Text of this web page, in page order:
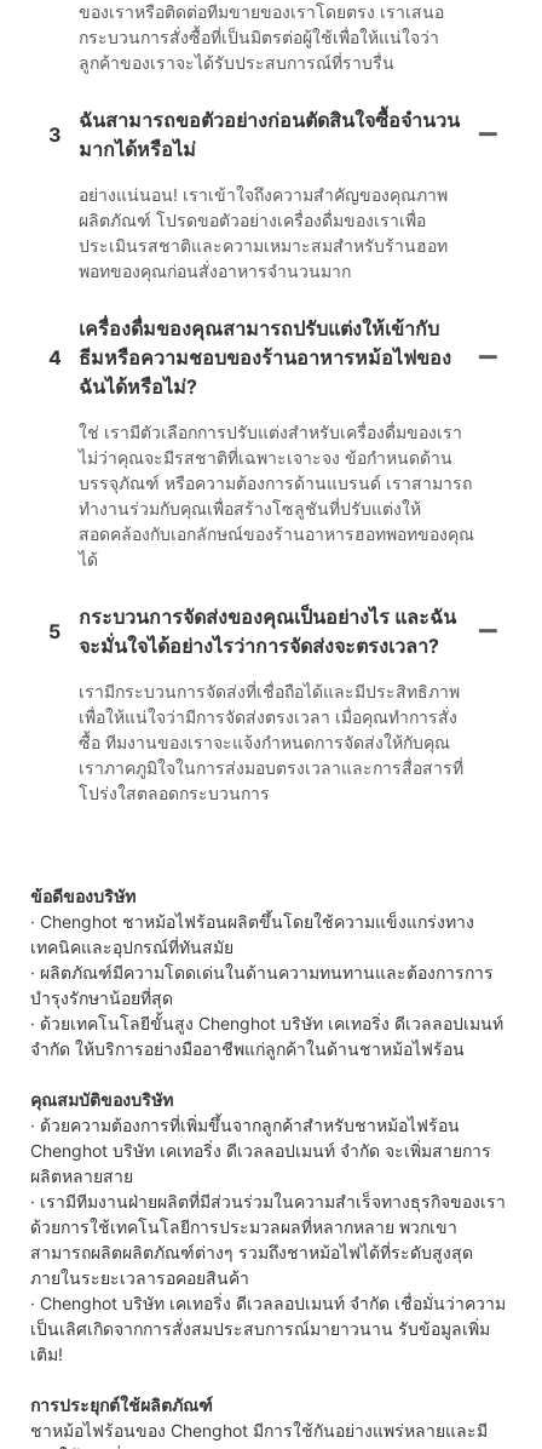
ของเราหรือติดต่อทีมขายของเราโดยตรง เราเสนอ
กระบวนการสั่งซื้อที่เป็นมิตรต่อผู้ใช้เพื่อให้แน่ใจว่า
ลูกค้าของเราจะได้รับประสบการณ์ที่ราบรื่น
3
ฉันสามารถขอตัวอย่างก่อนตัดสินใจซื้อจำนวน
มากได้หรือไม่
อย่างแน่นอน! เราเข้าใจถึงความสำคัญของคุณภาพ
ผลิตภัณฑ์ โปรดขอตัวอย่างเครื่องดื่มของเราเพื่อ
ประเมินรสชาติและความเหมาะสมสำหรับร้านฮอท
พอทของคุณก่อนสั่งอาหารจำนวนมาก
4
เครื่องดื่มของคุณสามารถปรับแต่งให้เข้ากับ
ธีมหรือความชอบของร้านอาหารหม้อไฟของ
ฉันได้หรือไม่?
ใช่ เรามีตัวเลือกการปรับแต่งสำหรับเครื่องดื่มของเรา
ไม่ว่าคุณจะมีรสชาติที่เฉพาะเจาะจง ข้อกำหนดด้าน
บรรจุภัณฑ์ หรือความต้องการด้านแบรนด์ เราสามารถ
ทำงานร่วมกับคุณเพื่อสร้างโซลูชันที่ปรับแต่งให้
สอดคล้องกับเอกลักษณ์ของร้านอาหารฮอทพอทของคุณ
ได้
5
กระบวนการจัดส่งของคุณเป็นอย่างไร และฉัน
จะมั่นใจได้อย่างไรว่าการจัดส่งจะตรงเวลา?
เรามีกระบวนการจัดส่งที่เชื่อถือได้และมีประสิทธิภาพ
เพื่อให้แน่ใจว่ามีการจัดส่งตรงเวลา เมื่อคุณทำการสั่ง
ซื้อ ทีมงานของเราจะแจ้งกำหนดการจัดส่งให้กับคุณ
เราภาคภูมิใจในการส่งมอบตรงเวลาและการสื่อสารที่
โปร่งใสตลอดกระบวนการ
ข้อดีของบริษัท
· Chenghot ชาหม้อไฟร้อนผลิตขึ้นโดยใช้ความแข็งแกร่งทาง
เทคนิคและอุปกรณ์ที่ทันสมัย
· ผลิตภัณฑ์มีความโดดเด่นในด้านความทนทานและต้องการการ
บำรุงรักษาน้อยที่สุด
· ด้วยเทคโนโลยีขั้นสูง Chenghot บริษัท เคเทอริ่ง ดีเวลลอปเมนท์
จำกัด ให้บริการอย่างมืออาชีพแก่ลูกค้าในด้านชาหม้อไฟร้อน
คุณสมบัติของบริษัท
· ด้วยความต้องการที่เพิ่มขึ้นจากลูกค้าสำหรับชาหม้อไฟร้อน
Chenghot บริษัท เคเทอริ่ง ดีเวลลอปเมนท์ จำกัด จะเพิ่มสายการ
ผลิตหลายสาย
· เรามีทีมงานฝ่ายผลิตที่มีส่วนร่วมในความสำเร็จทางธุรกิจของเรา
ด้วยการใช้เทคโนโลยีการประมวลผลที่หลากหลาย พวกเขา
สามารถผลิตผลิตภัณฑ์ต่างๆ รวมถึงชาหม้อไฟได้ที่ระดับสูงสุด
ภายในระยะเวลารอคอยสินค้า
· Chenghot บริษัท เคเทอริ่ง ดีเวลลอปเมนท์ จำกัด เชื่อมั่นว่าความ
เป็นเลิศเกิดจากการสั่งสมประสบการณ์มายาวนาน รับข้อมูลเพิ่ม
เติม!
การประยุกต์ใช้ผลิตภัณฑ์
ชาหม้อไฟร้อนของ Chenghot มีการใช้กันอย่างแพร่หลายและมี